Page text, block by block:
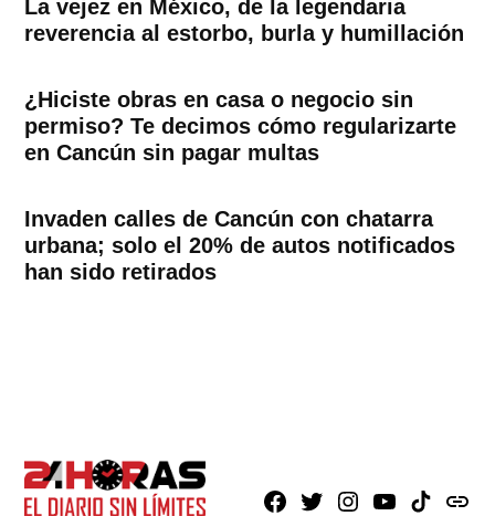
La vejez en México, de la legendaria
reverencia al estorbo, burla y humillación
¿Hiciste obras en casa o negocio sin
permiso? Te decimos cómo regularizarte
en Cancún sin pagar multas
Invaden calles de Cancún con chatarra
urbana; solo el 20% de autos notificados
han sido retirados
Facebook
X Instagram
YoutubeTikTokissuu